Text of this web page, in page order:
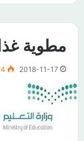
مطوية
2018-11-17